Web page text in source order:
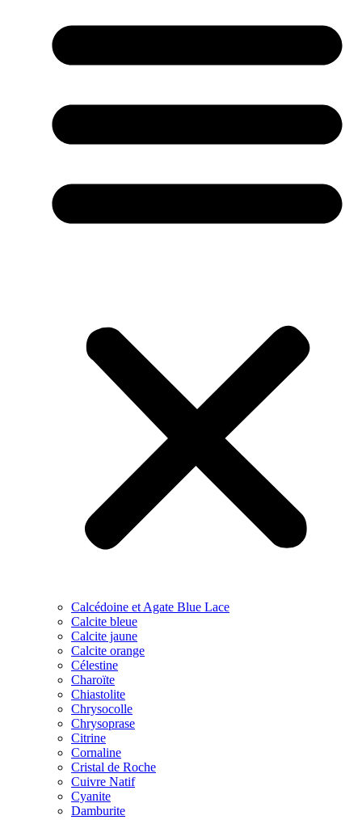
Calcédoine et Agate Blue Lace
Calcite bleue
Calcite jaune
Calcite orange
Célestine
Charoïte
Chiastolite
Chrysocolle
Chrysoprase
Citrine
Cornaline
Cristal de Roche
Cuivre Natif
Cyanite
Damburite